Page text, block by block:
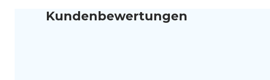
Kundenbewertungen